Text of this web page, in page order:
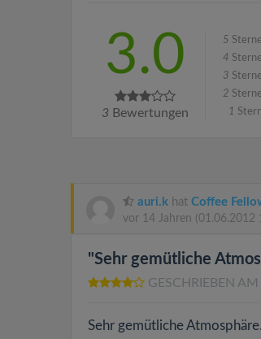
3.0
3 Bewertungen
5 Sterne
4 Sterne
3 Sterne
2 Sterne
1 Stern
auri.k hat Coffee
vor 14 Jahren (01.06.2012
"Sehr gemütliche
GESCHRIEBEN
Sehr gemütliche